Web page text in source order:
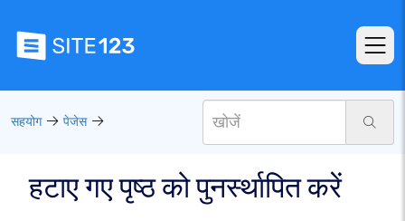
सहयोग पेजेस
हटाए गए पृष्ठ को पुनर्स्थापित करें